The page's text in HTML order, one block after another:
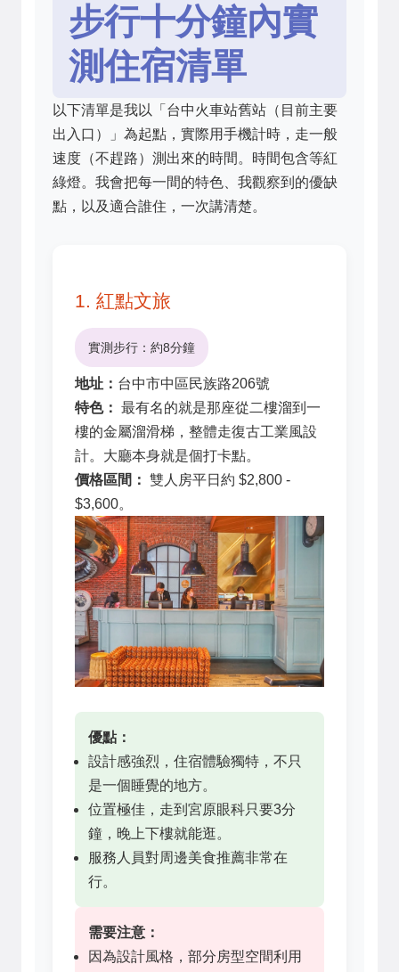
步行十分鐘內實
測住宿清單
以下清單是我以「台中火車站舊站（目前主要
出入口）」為起點，實際用手機計時，走一般
速度（不趕路）測出來的時間。時間包含等紅
綠燈。我會把每一間的特色、我觀察到的優缺
點，以及適合誰住，一次講清楚。
1. 紅點文旅
實測步行：約8分鐘
地址： 台中市中區民族路206號
特色： 最有名的就是那座從二樓溜到一
樓的金屬溜滑梯，整體走復古工業風設
計。大廳本身就是個打卡點。
價格區間： 雙人房平日約 $2,800 -
$3,600。
優點：
設計感強烈，住宿體驗獨特，不只
是一個睡覺的地方。
位置極佳，走到宮原眼科只要3分
鐘，晚上下樓就能逛。
服務人員對周邊美食推薦非常在
行。
需要注意：
因為設計風格，部分房型空間利用